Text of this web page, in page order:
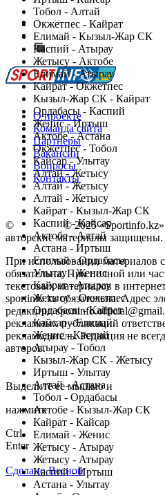
Тобол - Алтай
Окжетпес - Кайрат
Елимай - Кызыл-Жар СК
Каспий - Атырау
Жетысу - Актобе
Елимай - Атырау
Кайрат - Окжетпес
Кызыл-Жар СК - Кайрат
Ордабасы - Каспий
Женис - Иртыш
Актобе - Астана
Окжетпес - Тобол
Кайсар - Улытау
Алтай - Жетысу
Алтай - Жетысу
Алтай - Жетысу
Кайрат - Кызыл-Жар СК
Каспий - Кайсар
Актобе - Алтай
Астана - Иртыш
Елимай - Ордабасы
Улытау - Женис
Кайрат - Атырау
Жетысу - Окжетпес
Ордабасы - Кайрат
Кайсар - Елимай
Женис - Каспий
Атырау - Тобол
Кызыл-Жар СК - Жетысу
Иртыш - Улытау
Алтай - Астана
Тобол - Ордабасы
Актобе - Кызыл-Жар СК
Кайрат - Кайсар
Елимай - Женис
Жетысу - Атырау
Жетысу - Атырау
Каспий - Иртыш
Астана - Улытау
Есть идея?
Сообщить о
Перейти на старый сайт
О проекте
Команда сайта
Партнеры
Вакансии
Вопросы
Контакты
© Copyright© 2025 «Sportinfo.kz»
авторские материалы защищены.
При использовании материалов
обязательна. При полной или
текстовых материалов в
sportinfo.kz обязательна. Адрес
редакции:
рекламных публикаций
рекламодатель. Редакция не
авторов.
Заметили ошибку в тексте?
Выделите ее мышью и
нажмите
Ctrl
Enter
Сделано Весной